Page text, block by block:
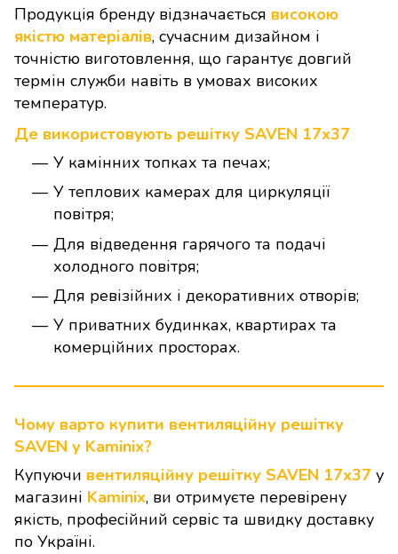
Продукція бренду відзначається високою
якістю матеріалів, сучасним дизайном і
точністю виготовлення, що гарантує довгий
термін служби навіть в умовах високих
температур.
Де використовують решітку SAVEN 17х37
У камінних топках та печах;
У теплових камерах для циркуляції
повітря;
Для відведення гарячого та подачі
холодного повітря;
Для ревізійних і декоративних отворів;
У приватних будинках, квартирах та
комерційних просторах.
Чому варто купити вентиляційну решітку
SAVEN у Kaminix?
Купуючи вентиляційну решітку SAVEN 17х37 у
магазині Kaminix, ви отримуєте перевірену
якість, професійний сервіс та швидку доставку
по Україні.